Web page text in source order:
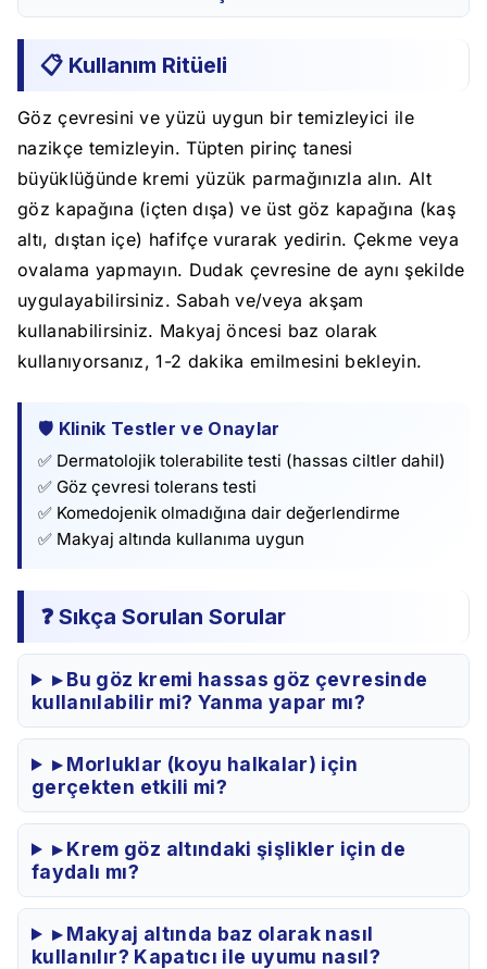
📋 Kullanım Ritüeli
Göz çevresini ve yüzü uygun bir temizleyici ile
nazikçe temizleyin. Tüpten pirinç tanesi
büyüklüğünde kremi yüzük parmağınızla alın. Alt
göz kapağına (içten dışa) ve üst göz kapağına (kaş
altı, dıştan içe) hafifçe vurarak yedirin. Çekme veya
ovalama yapmayın. Dudak çevresine de aynı şekilde
uygulayabilirsiniz. Sabah ve/veya akşam
kullanabilirsiniz. Makyaj öncesi baz olarak
kullanıyorsanız, 1-2 dakika emilmesini bekleyin.
🛡️ Klinik Testler ve Onaylar
✅ Dermatolojik tolerabilite testi (hassas ciltler dahil)
✅ Göz çevresi tolerans testi
✅ Komedojenik olmadığına dair değerlendirme
✅ Makyaj altında kullanıma uygun
❓ Sıkça Sorulan Sorular
▸ Bu göz kremi hassas göz çevresinde
kullanılabilir mi? Yanma yapar mı?
▸ Morluklar (koyu halkalar) için
gerçekten etkili mi?
▸ Krem göz altındaki şişlikler için de
faydalı mı?
▸ Makyaj altında baz olarak nasıl
kullanılır? Kapatıcı ile uyumu nasıl?